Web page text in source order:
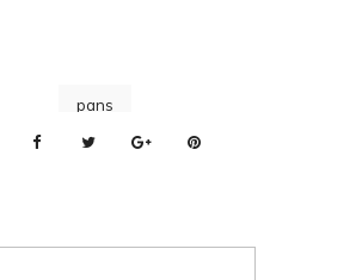
pans
n